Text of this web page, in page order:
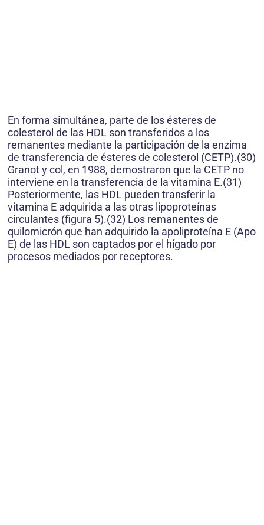
En forma simultánea, parte de los ésteres de
colesterol de las HDL son transferidos a los
remanentes mediante la participación de la enzima
de transferencia de ésteres de colesterol (CETP).(30)
Granot y col, en 1988, demostraron que la CETP no
interviene en la transferencia de la vitamina E.(31)
Posteriormente, las HDL pueden transferir la
vitamina E adquirida a las otras lipoproteínas
circulantes (figura 5).(32) Los remanentes de
quilomicrón que han adquirido la apoliproteína E (Apo
E) de las HDL son captados por el hígado por
procesos mediados por receptores.